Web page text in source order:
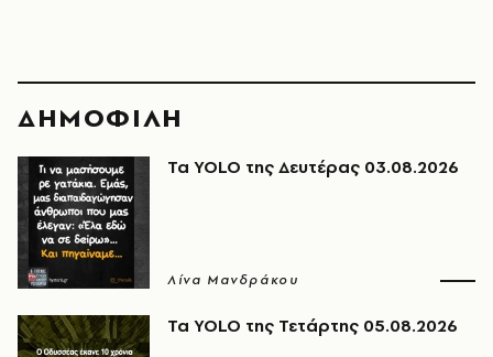
ΔΗΜΟΦΙΛΗ
Τα YOLO της Δευτέρας 03.08.2026
Λίνα Μανδράκου
Τα YOLO της Τετάρτης 05.08.2026